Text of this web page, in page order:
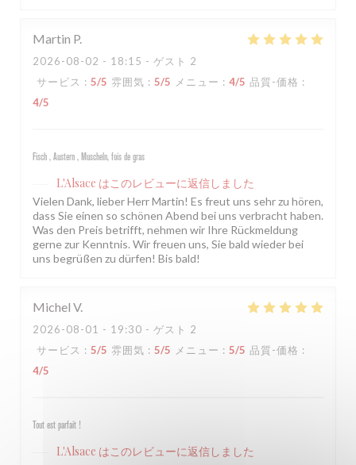
Martin P
2026-08-02 - 18:15 - ゲスト 2
サービス : 5/5 雰囲気 : 5/5 メニュー : 4/5 品質-価格 :
4/5
Fisch , Austern , Muscheln, fois de gras
L'Alsace はこのレビューに返信しました
Vielen Dank, lieber Herr Martin! Es freut uns sehr zu hören,
dass Sie einen so schönen Abend bei uns verbracht haben.
Was den Preis betrifft, nehmen wir Ihre Rückmeldung
gerne zur Kenntnis. Wir freuen uns, Sie bald wieder bei
uns begrüßen zu dürfen! Bis bald!
Michel V
2026-08-01 - 19:30 - ゲスト 2
サービス : 5/5 雰囲気 : 5/5 メニュー : 5/5 品質-価格 :
4/5
Tout est parfait !
L'Alsace はこのレビューに返信しました